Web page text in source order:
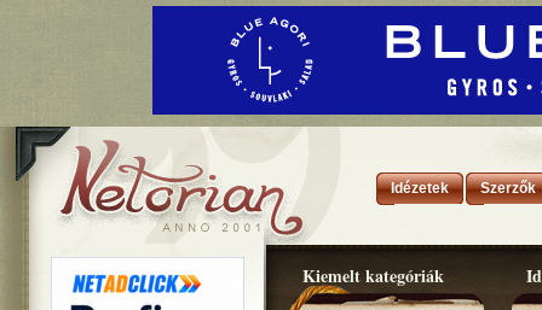
Idézetek Szerzők
Kiemelt kategóriák